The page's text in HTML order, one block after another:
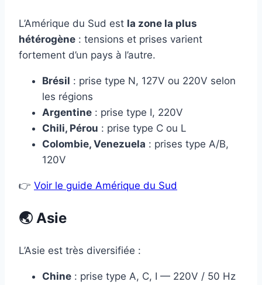
L’Amérique du Sud est la zone la plus
hétérogène : tensions et prises varient
fortement d’un pays à l’autre.
Brésil : prise type N, 127V ou 220V selon
les régions
Argentine : prise type I, 220V
Chili, Pérou : prise type C ou L
Colombie, Venezuela : prises type A/B,
120V
👉 Voir le guide Amérique du Sud
🌏 Asie
L’Asie est très diversifiée :
Chine : prise type A, C, I — 220V / 50 Hz